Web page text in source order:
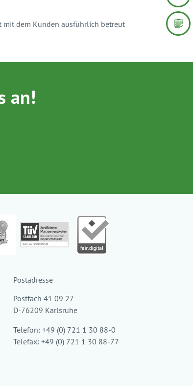
mit dem Kunden ausführlich betreut
an!
Postadresse
Postfach 41 09 27
D-76209 Karlsruhe
Telefon: +49 (0) 721 1 30 88-0
Telefax: +49 (0) 721 1 30 88-77